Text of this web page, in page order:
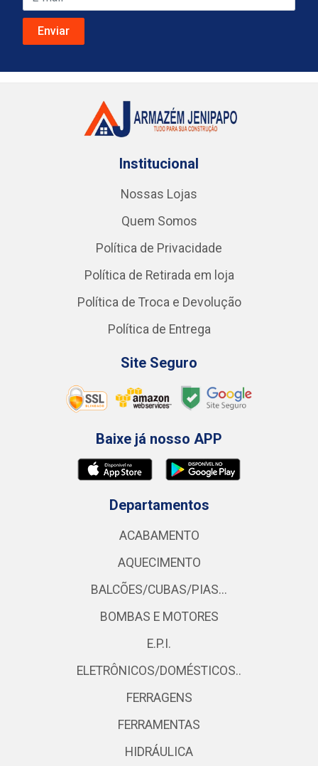
Institucional
Nossas Lojas
Quem Somos
Política de Privacidade
Política de Retirada em loja
Política de Troca e Devolução
Política de Entrega
Site Seguro
Baixe já nosso APP
Departamentos
ACABAMENTO
AQUECIMENTO
BALCÕES/CUBAS/PIAS...
BOMBAS E MOTORES
E.P.I.
ELETRÔNICOS/DOMÉSTICOS..
FERRAGENS
FERRAMENTAS
HIDRÁULICA